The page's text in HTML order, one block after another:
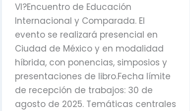
VI?Encuentro de Educación
Internacional y Comparada. El
evento se realizará presencial en
Ciudad de México y en modalidad
híbrida, con ponencias, simposios y
presentaciones de libro.Fecha límite
de recepción de trabajos: 30 de
agosto de 2025. Temáticas centrales